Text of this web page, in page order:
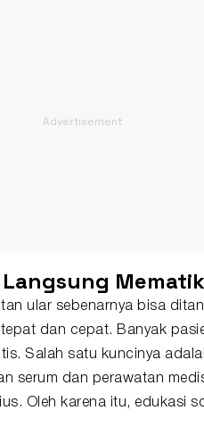
ular sebenarnya bisa
dan cepat. Banyak
Salah satu kuncinya
serum dan perawatan
Oleh karena itu, edukasi